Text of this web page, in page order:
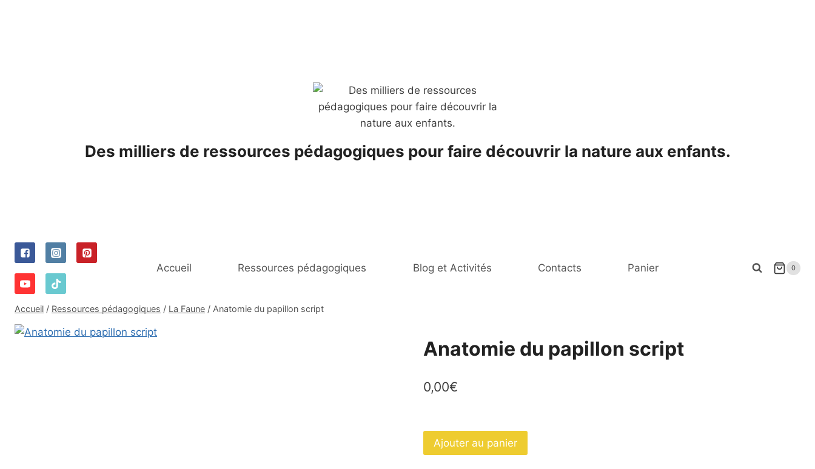
Des milliers de ressources pédagogiques pour faire découvrir la nature aux enfants.
Accueil Ressources pédagogiques Blog et Activités Contacts Panier 0
Accueil / Ressources pédagogiques / La Faune / Anatomie du papillon script
Anatomie du papillon script
0,00€
quantité
de
Ajouter au panier